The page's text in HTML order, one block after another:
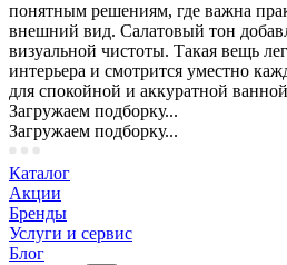
понятным решениям, где важна
внешний вид. Салатовый тон
визуальной чистоты. Такая вещь
интерьера и смотрится уместно
для спокойной и аккуратной
Загружаем подборку...
Загружаем подборку...
Каталог
Акции
Бренды
Услуги и сервис
Блог